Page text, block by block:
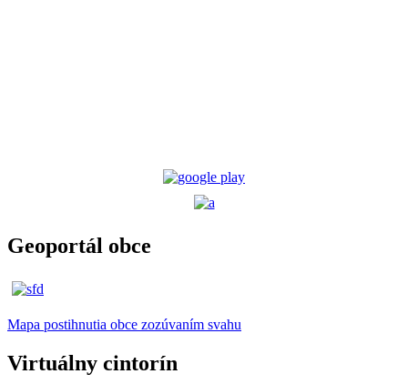
Geoportál obce
Mapa postihnutia obce zozúvaním svahu
Virtuálny cintorín